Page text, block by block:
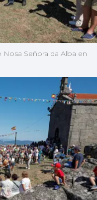
Señora da Alba en